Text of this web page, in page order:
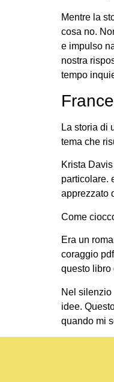
Mentre la
cosa no.
e impulso
nostra
tempo
La storia di
tema che
Krista
particolare.
apprezzato
Come
Era un
coraggio
questo libro
Nel silenzio
idee.
quando mi